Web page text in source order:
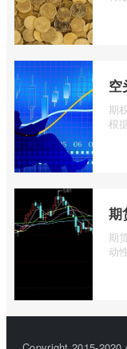
期
根
期
动